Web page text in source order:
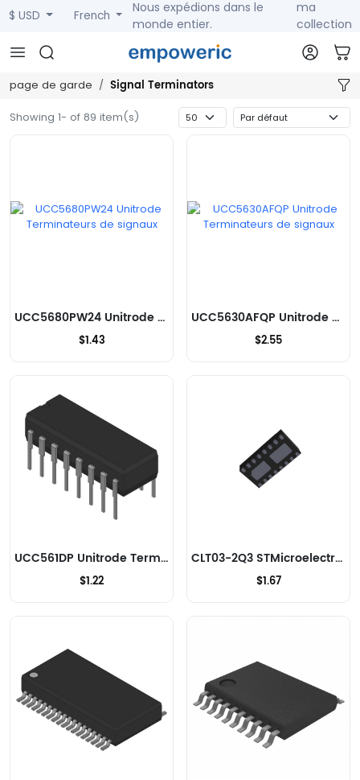
$ USD French
Nous expédions dans le
monde entier.
ma
collection
page de garde Signal Terminators
Showing 1- of 89 item(s)
UCC5680PW24 Unitrode Terminateurs de signaux
$1.43
UCC5630AFQP Unitrode Terminateurs de signaux
$2.55
UCC561DP Unitrode Terminateurs de signaux
$1.22
CLT03-2Q3 STMicroelectronics Terminateurs de signaux
$1.67